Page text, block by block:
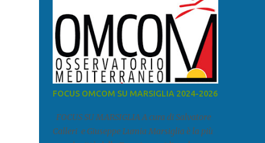
FOCUS OMCOM SU MARSIGLIA 2024-2026
FOCUS SU MARSIGLIA A cura di Salvatore
Calleri e Giuseppe Lumia Marsiglia è la più